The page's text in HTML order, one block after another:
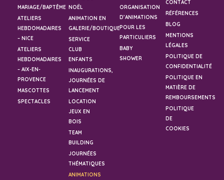
MARIAGE/BAPTÊME
ATELIERS
HEBDOMADAIRES
– NICE
ATELIERS
HEBDOMADAIRES
– AIX-EN-
PROVENCE
MASCOTTES
SPECTACLES
NOËL
ANIMATION EN
GALERIE/BOUTIQUE
SERVICE
CLUB
ENFANTS
INAUGURATIONS,
JOURNÉES DE
LANCEMENT
LOCATION
JEUX EN
BOIS
TEAM
BUILDING
JOURNÉES
THÉMATIQUES
ANIMATIONS
ORGANISATION
D’ANIMATIONS
POUR LES
PARTICULIERS
BABY
SHOWER
CONTACT
RÉFÉRENCES
BLOG
MENTIONS
LÉGALES
POLITIQUE DE
CONFIDENTIALITÉ
POLITIQUE EN
MATIÈRE DE
REMBOURSEMENTS
POLITIQUE
DE
COOKIES